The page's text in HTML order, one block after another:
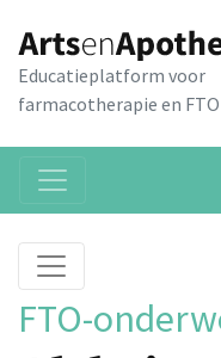
Educatieplatform voor
farmacotherapie en FTO
FTO-